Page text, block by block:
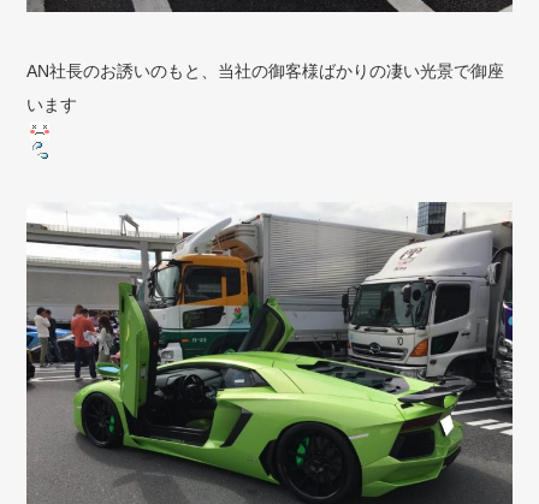
AN社長のお誘いのもと、当社の御客様ばかりの凄い光景で御座
います